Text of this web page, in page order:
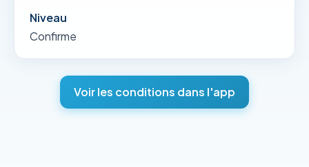
Niveau
Confirme
Voir les conditions dans l'app